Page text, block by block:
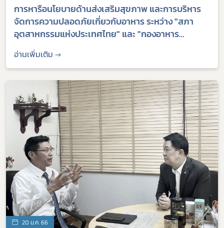
การหารือนโยบายด้านส่งเสริมสุขภาพ และการบริหาร
จัดการความปลอดภัยเกี่ยวกับอาหาร ระหว่าง "สภา
อุตสาหกรรมแห่งประเทศไทย" และ "กองอาหาร
สำนักงานคณะกรรมการอาหารและยา" เพื่อเสริม
ประสิทธิภาพการดำเนินธุรกิจของผู้ประกอบการไทย
อ่านเพิ่มเติม →
20 ม.ค. 66